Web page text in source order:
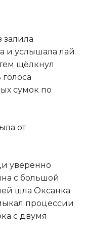
залила
и услышала лай
щёлкнул
сумок по
от
уверенно
с большой
шла Оксанка
процессии
с двумя